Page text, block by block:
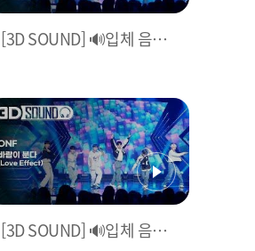
[3D SOUND] 🔊입체 음원
분다 (ONF - Love Effect)
(Sound Remastered)
[3D SOUND] 🔊입체 음원